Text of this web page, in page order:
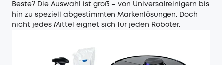
Beste? Die Auswahl ist groß – von Universalreinigern bis
hin zu speziell abgestimmten Markenlösungen. Doch
nicht jedes Mittel eignet sich für jeden Roboter.